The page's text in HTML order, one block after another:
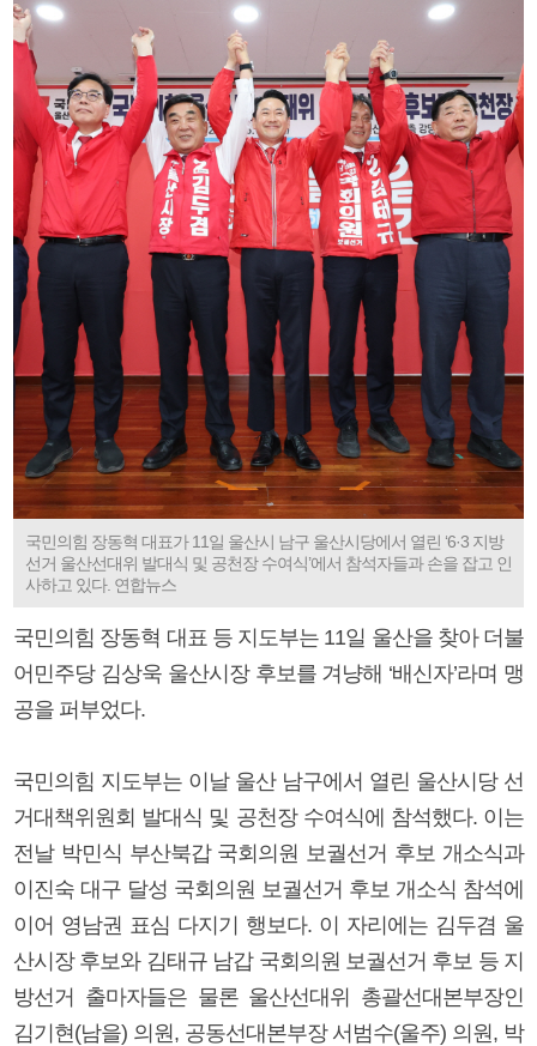
국민의힘 장동혁 대표가 11일 울산시 남구 울산시당에서 열린 ‘6·3 지방
선거 울산선대위 발대식 및 공천장 수여식’에서 참석자들과 손을 잡고 인
사하고 있다. 연합뉴스
국민의힘 장동혁 대표 등 지도부는 11일 울산을 찾아 더불
어민주당 김상욱 울산시장 후보를 겨냥해 ‘배신자’라며 맹
공을 퍼부었다.
국민의힘 지도부는 이날 울산 남구에서 열린 울산시당 선
거대책위원회 발대식 및 공천장 수여식에 참석했다. 이는
전날 박민식 부산북갑 국회의원 보궐선거 후보 개소식과
이진숙 대구 달성 국회의원 보궐선거 후보 개소식 참석에
이어 영남권 표심 다지기 행보다. 이 자리에는 김두겸 울
산시장 후보와 김태규 남갑 국회의원 보궐선거 후보 등 지
방선거 출마자들은 물론 울산선대위 총괄선대본부장인
김기현(남을) 의원, 공동선대본부장 서범수(울주) 의원, 박